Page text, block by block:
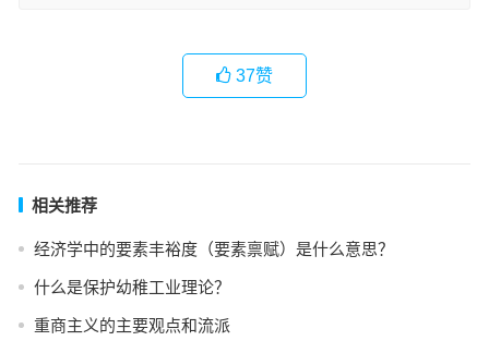
37赞
相关推荐
经济学中的要素丰裕度（要素禀赋）是什么意思？
什么是保护幼稚工业理论？
重商主义的主要观点和流派